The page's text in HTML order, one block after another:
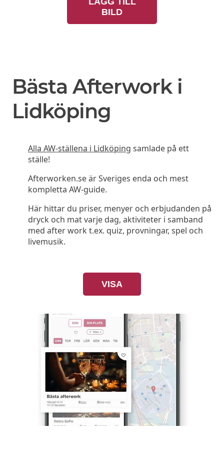
BILD
Bästa Afterwork i
Lidköping
Alla AW-ställena i Lidköping samlade på ett
ställe!
Afterworken.se är Sveriges enda och mest
kompletta AW-guide.
Här hittar du priser, menyer och erbjudanden på
dryck och mat varje dag, aktiviteter i samband
med after work t.ex. quiz, provningar, spel och
livemusik.
VISA